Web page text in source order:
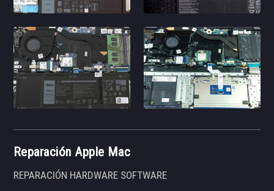
Reparación Apple Mac
REPARACIÓN HARDWARE SOFTWARE